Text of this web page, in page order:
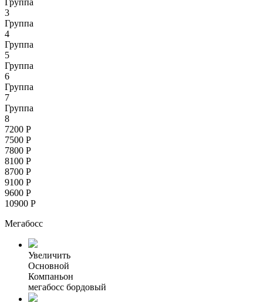
Группа
3
Группа
4
Группа
5
Группа
6
Группа
7
Группа
8
7200 Р
7500 Р
7800 Р
8100 Р
8700 Р
9100 Р
9600 Р
10900 Р
Мегабосс
Увеличить
Основной
Компаньон
мегабосс бордовый